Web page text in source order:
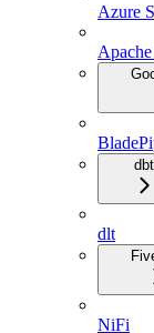
Azure
dbt
dlt
NiFi